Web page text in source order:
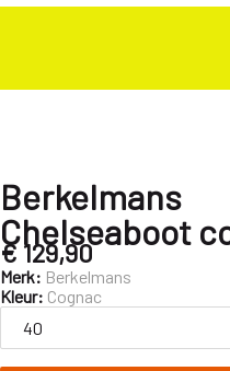
Berkelmans
Chelseaboot
€ 129,90
Merk: Berkelmans
Kleur: Cognac